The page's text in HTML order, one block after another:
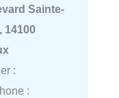
Sainte-
14100
:
: